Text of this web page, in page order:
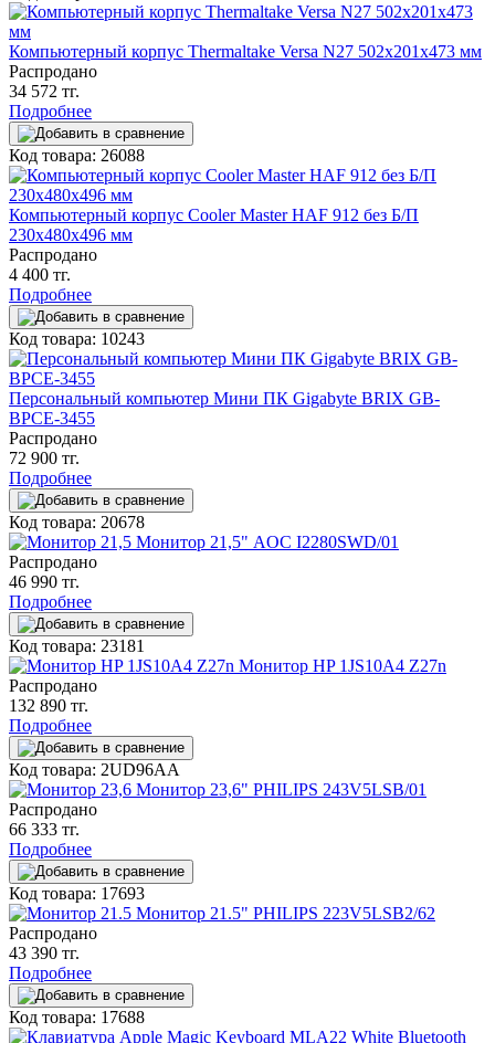
Компьютерный корпус Thermaltake Versa N27 502x201x473 мм
Распродано
34 572 тг.
Подробнее
Код товара: 26088
Компьютерный корпус Cooler Master HAF 912 без Б/П
230x480x496 мм
Распродано
4 400 тг.
Подробнее
Код товара: 10243
Персональный компьютер Мини ПК Gigabyte BRIX GB-
BPCE-3455
Распродано
72 900 тг.
Подробнее
Код товара: 20678
Монитор 21,5" AOC I2280SWD/01
Распродано
46 990 тг.
Подробнее
Код товара: 23181
Монитор HP 1JS10A4 Z27n
Распродано
132 890 тг.
Подробнее
Код товара: 2UD96AA
Монитор 23,6" PHILIPS 243V5LSB/01
Распродано
66 333 тг.
Подробнее
Код товара: 17693
Монитор 21.5" PHILIPS 223V5LSB2/62
Распродано
43 390 тг.
Подробнее
Код товара: 17688